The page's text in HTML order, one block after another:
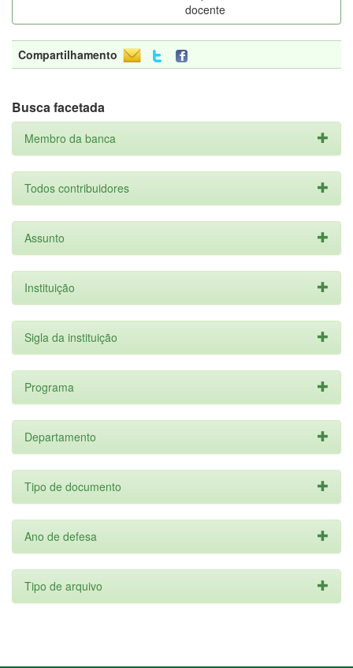
docente
Compartilhamento
Busca facetada
Membro da banca
Todos contribuidores
Assunto
Instituição
Sigla da instituição
Programa
Departamento
Tipo de documento
Ano de defesa
Tipo de arquivo